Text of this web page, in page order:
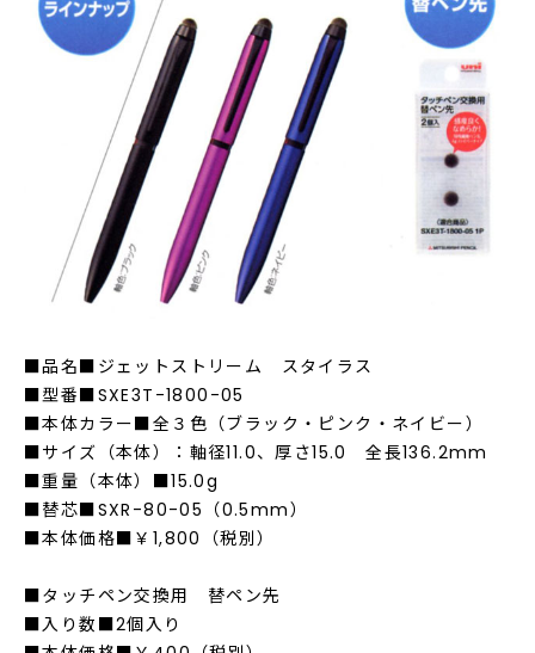
■品名■ジェットストリーム スタイラス
■型番■SXE3T-1800-05
■本体カラー■全３色（ブラック・ピンク・ネイビー）
■サイズ（本体）：軸径11.0、厚さ15.0 全長136.2mm
■重量（本体）■15.0g
■替芯■SXR-80-05（0.5mm）
■本体価格■￥1,800（税別）
■タッチペン交換用 替ペン先
■入り数■2個入り